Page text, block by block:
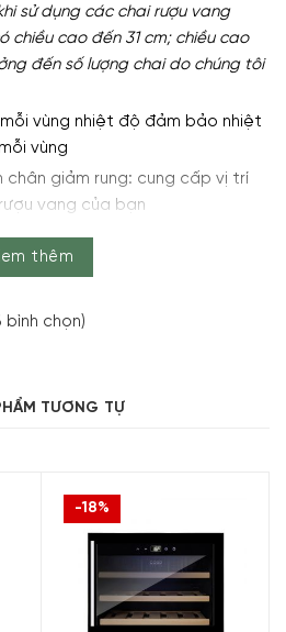
sử dụng các chai rượu vang
chiều cao đến 31 cm; chiều cao
đến số lượng chai do chúng tôi
vùng nhiệt độ đảm bảo nhiệt
vùng
chân giảm rung: cung cấp vị trí
vang của bạn
chất lượng cao với công nghệ
thêm
bình chọn)
TƯƠNG TỰ
-18%